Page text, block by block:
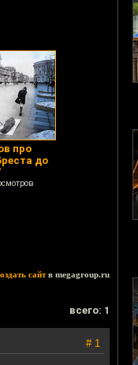
про
до
сайтв megagroup.ru
всего: 1
# 1